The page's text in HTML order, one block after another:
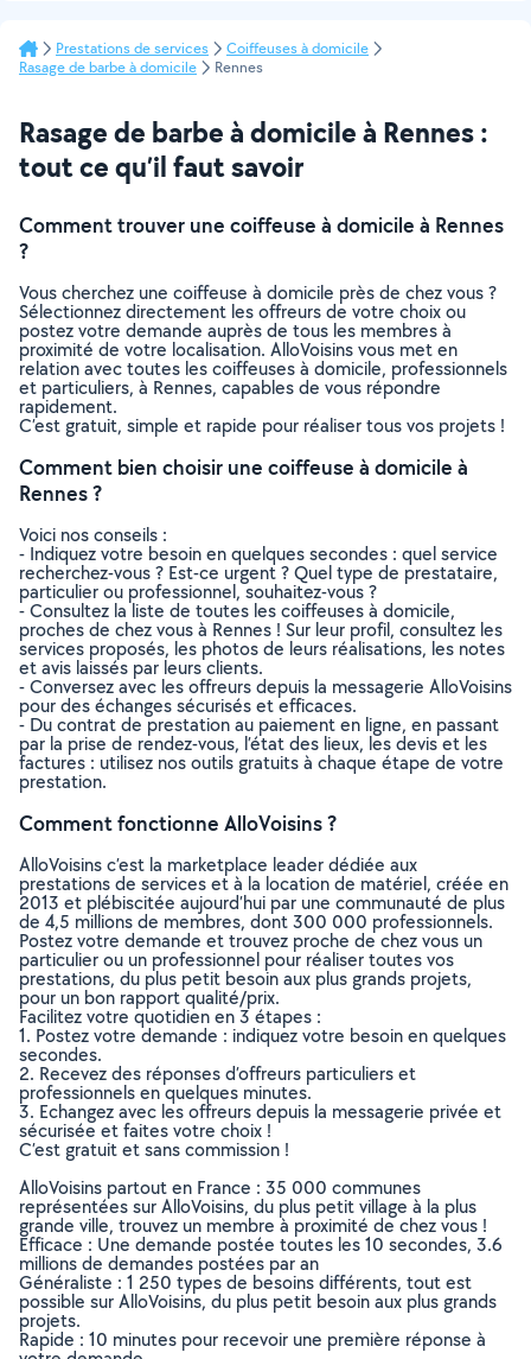
Prestations de services
Coiffeuses à domicile
Rasage de barbe à domicile
Rennes
Rasage de barbe à domicile à Rennes :
tout ce qu’il faut savoir
Comment trouver une coiffeuse à domicile à Rennes
?
Vous cherchez une coiffeuse à domicile près de chez vous ?
Sélectionnez directement les offreurs de votre choix ou
postez votre demande auprès de tous les membres à
proximité de votre localisation. AlloVoisins vous met en
relation avec toutes les coiffeuses à domicile, professionnels
et particuliers, à Rennes, capables de vous répondre
rapidement.
C’est gratuit, simple et rapide pour réaliser tous vos projets !
Comment bien choisir une coiffeuse à domicile à
Rennes ?
Voici nos conseils :
- Indiquez votre besoin en quelques secondes : quel service
recherchez-vous ? Est-ce urgent ? Quel type de prestataire,
particulier ou professionnel, souhaitez-vous ?
- Consultez la liste de toutes les coiffeuses à domicile,
proches de chez vous à Rennes ! Sur leur profil, consultez les
services proposés, les photos de leurs réalisations, les notes
et avis laissés par leurs clients.
- Conversez avec les offreurs depuis la messagerie AlloVoisins
pour des échanges sécurisés et efficaces.
- Du contrat de prestation au paiement en ligne, en passant
par la prise de rendez-vous, l’état des lieux, les devis et les
factures : utilisez nos outils gratuits à chaque étape de votre
prestation.
Comment fonctionne AlloVoisins ?
AlloVoisins c’est la marketplace leader dédiée aux
prestations de services et à la location de matériel, créée en
2013 et plébiscitée aujourd’hui par une communauté de plus
de 4,5 millions de membres, dont 300 000 professionnels.
Postez votre demande et trouvez proche de chez vous un
particulier ou un professionnel pour réaliser toutes vos
prestations, du plus petit besoin aux plus grands projets,
pour un bon rapport qualité/prix.
Facilitez votre quotidien en 3 étapes :
1. Postez votre demande : indiquez votre besoin en quelques
secondes.
2. Recevez des réponses d’offreurs particuliers et
professionnels en quelques minutes.
3. Echangez avec les offreurs depuis la messagerie privée et
sécurisée et faites votre choix !
C’est gratuit et sans commission !
AlloVoisins partout en France : 35 000 communes
représentées sur AlloVoisins, du plus petit village à la plus
grande ville, trouvez un membre à proximité de chez vous !
Efficace : Une demande postée toutes les 10 secondes, 3.6
millions de demandes postées par an
Généraliste : 1 250 types de besoins différents, tout est
possible sur AlloVoisins, du plus petit besoin aux plus grands
projets.
Rapide : 10 minutes pour recevoir une première réponse à